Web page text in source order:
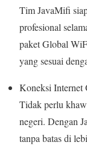
Tim JavaMifi
profesional
paket Global
yang sesuai
Koneksi Internet
Tidak perlu
negeri. Dengan
tanpa batas di